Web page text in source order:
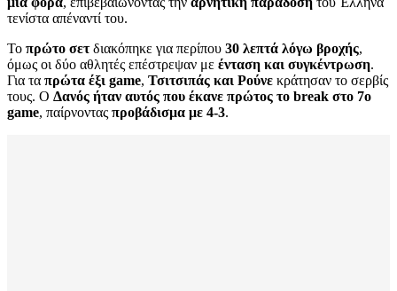
τενίστα απέναντί του.
Το πρώτο σετδιακόπηκε για περίπου 30 λεπτά λόγω βροχής,
όμως οι δύο αθλητές επέστρεψαν με ένταση και συγκέντρωση.
Για τα πρώτα έξι game, Τσιτσιπάς και Ρούνε κράτησαν το σερβίς
τους. Ο Δανός ήταν αυτός που έκανε πρώτος το break στο 7ο
game, παίρνοντας προβάδισμα με 4-3.